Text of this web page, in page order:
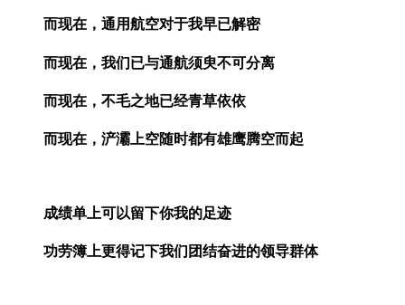
而现在，通用航空对于我早已解密
而现在，我们已与通航须臾不可分离
而现在，不毛之地已经青草依依
而现在，浐灞上空随时都有雄鹰腾空而起
成绩单上可以留下你我的足迹
功劳簿上更得记下我们团结奋进的领导群体